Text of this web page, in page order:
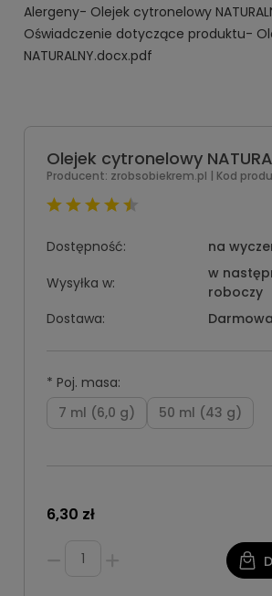
Alergeny- Olejek cytronelowy
Oświadczenie dotyczące produktu-
NATURALNY.docx.pdf
Olejek cytronelowy
Producent: zrobsobiekrem.pl | Kod
Dostępność:
na
Wysyłka w:
w
roboczy
Dostawa:
Darmowa
* Poj. masa:
7 ml (6,0 g)
50 ml (43 g)
6,30 zł